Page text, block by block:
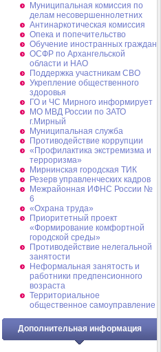
Муниципальная комиссия по
делам несовершеннолетних
Антинаркотическая комиссия
Опека и попечительство
Обучение иностранных граждан
ОСФР по Архангельской
области и НАО
Поддержка участникам СВО
Укрепление общественного
здоровья
ГО и ЧС Мирного информирует
МО МВД России по ЗАТО
г.Мирный
Муниципальная cлужба
Противодействие коррупции
«Профилактика экстремизма и
терроризма»
Мирнинская городская ТИК
Резерв управленческих кадров
Межрайонная ИФНС России №
6
«Охрана труда»
Приоритетный проект
«Формирование комфортной
городской среды»
Противодействие нелегальной
занятости
Неформальная занятость и
работники предпенсионного
возраста
Территориальное
общественное самоуправление
Дополнительная информация